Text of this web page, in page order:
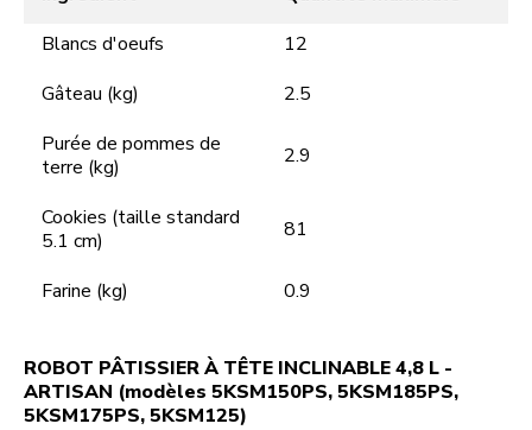
Blancs d'oeufs
12
Gâteau (kg)
2.5
Purée de pommes de
terre (kg)
2.9
Cookies (taille standard
5.1 cm)
81
Farine (kg) 0.9
ROBOT PÂTISSIER À TÊTE INCLINABLE 4,8 L -
ARTISAN (modèles 5KSM150PS, 5KSM185PS,
5KSM175PS, 5KSM125)